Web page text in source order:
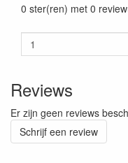
0 ster(ren) met 0
Reviews
Er zijn geen reviews
Schrijf een review